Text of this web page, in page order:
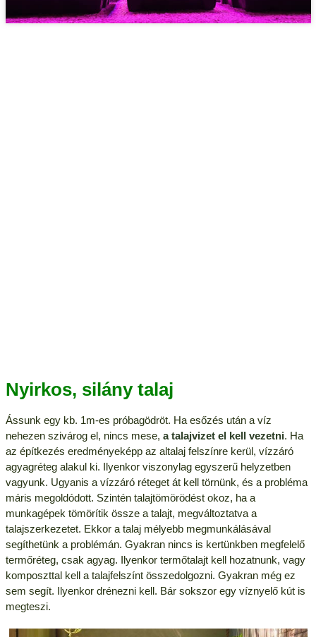
Nyirkos, silány talaj
Ássunk egy kb. 1m-es próbagödröt. Ha esőzés után a víz
nehezen szivárog el, nincs mese, a talajvizet el kell vezetni. Ha
az építkezés eredményeképp az altalaj felszínre kerül, vízzáró
agyagréteg alakul ki. Ilyenkor viszonylag egyszerű helyzetben
vagyunk. Ugyanis a vízzáró réteget át kell törnünk, és a probléma
máris megoldódott. Szintén talajtömörödést okoz, ha a
munkagépek tömörítik össze a talajt, megváltoztatva a
talajszerkezetet. Ekkor a talaj mélyebb megmunkálásával
segíthetünk a problémán. Gyakran nincs is kertünkben megfelelő
termőréteg, csak agyag. Ilyenkor termőtalajt kell hozatnunk, vagy
komposzttal kell a talajfelszínt összedolgozni. Gyakran még ez
sem segít. Ilyenkor drénezni kell. Bár sokszor egy víznyelő kút is
megteszi.